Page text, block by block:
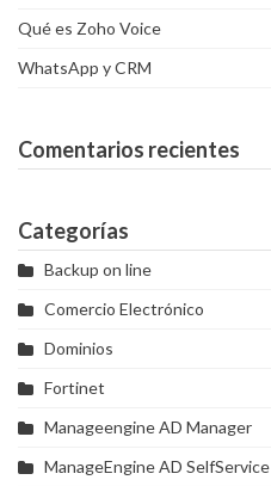
Qué es Zoho Voice
WhatsApp y CRM
Comentarios recientes
Categorías
Backup on line
Comercio Electrónico
Dominios
Fortinet
Manageengine AD Manager
ManageEngine AD SelfService